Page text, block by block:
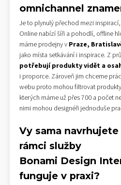
omnichannel
Je to plynulý přechod mezi
Online nabízí šíři a pohodlí, offline
máme prodejny v Praze,
jako místa setkávání i inspirace. Z
potřebují produkty vidět a
i proporce. Zároveň jim chceme
webu proto mohou filtrovat
kterých máme už přes 700 a počet
nimi mohou designéři jednoduše
Vy sama
rámci služby
Bonami Design
funguje v praxi?